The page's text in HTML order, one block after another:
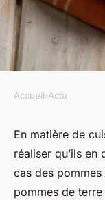
Quels
pommes
texture
Accueil›Actu
En matière de
réaliser qu’ils en
cas des
pommes de